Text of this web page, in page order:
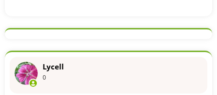
Lycell
0